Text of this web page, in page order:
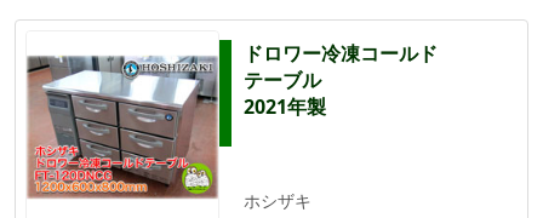
ドロワー冷凍コールド
テーブル
2021年製
ホシザキ